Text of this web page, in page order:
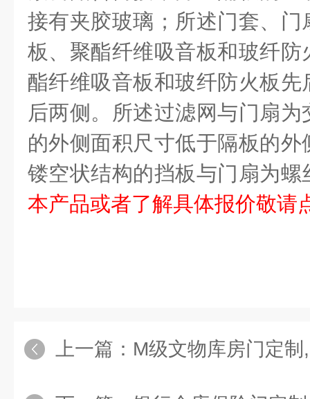
接有夹胶玻璃；所述门套、
板、聚酯纤维吸音板和玻纤
酯纤维吸音板和玻纤防火板
后两侧。所述过滤网与门扇
的外侧面积尺寸低于隔板的
镂空状结构的挡板与门扇为螺
本产品或者了解具体报价敬
上一篇： M级文物库房门定制,M